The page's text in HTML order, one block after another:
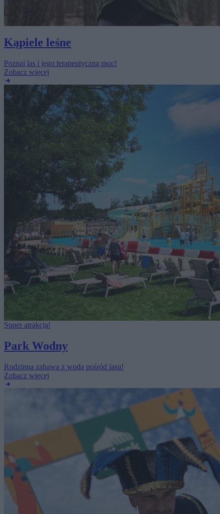
Kąpiele leśne
Poznaj las i jego terapeutyczną moc!
Zobacz więcej
Super atrakcja!
Park Wodny
Rodzinna zabawa z wodą pośród lasu!
Zobacz więcej